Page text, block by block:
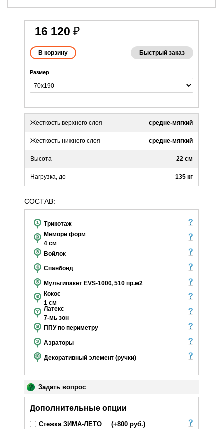
16 120 ₽
Быстрый заказ
Размер
Жесткость верхнего слоя средне-мягкий
Жесткость нижнего слоя средне-мягкий
Высота 22 см
Нагрузка, до 135 кг
СОСТАВ:
Трикотаж
Мемори форм
4 см
Войлок
Спанбонд
Мультипакет EVS-1000, 510 пр.м2
Кокос
1 см
Латекс
7-мь зон
ППУ по периметру
Аэраторы
Декоративный элемент (ручки)
Задать вопрос
Дополнительные опции
Стежка ЗИМА-ЛЕТО (+800 руб.)